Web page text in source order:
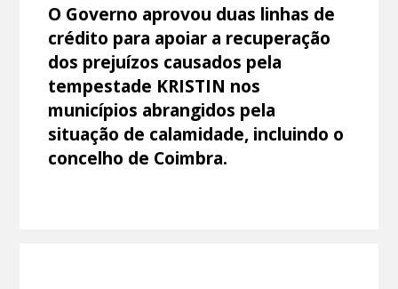
O Governo aprovou duas linhas de
crédito para apoiar a recuperação
dos prejuízos causados pela
tempestade KRISTIN nos
municípios abrangidos pela
situação de calamidade, incluindo o
concelho de Coimbra.